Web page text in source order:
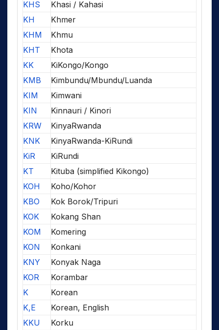
KHS
Khasi / Kahasi
KH
Khmer
KHM
Khmu
KHT
Khota
KK
KiKongo/Kongo
KMB
Kimbundu/Mbundu/Luanda
KIM
Kimwani
KIN
Kinnauri / Kinori
KRW
KinyaRwanda
KNK
KinyaRwanda-KiRundi
KiR
KiRundi
KT
Kituba (simplified Kikongo)
KOH
Koho/Kohor
KBO
Kok Borok/Tripuri
KOK
Kokang Shan
KOM
Komering
KON
Konkani
KNY
Konyak Naga
KOR
Korambar
K
Korean
K,E
Korean, English
KKU
Korku